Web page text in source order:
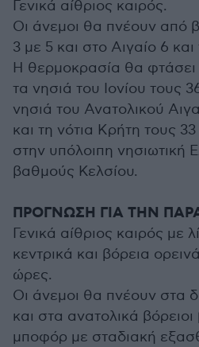
Γενικά αίθριος καιρός.
Οι άνεμοι θα πνέουν από
3 με 5 και στο Αιγαίο 6
Η θερμοκρασία θα φτάσει
τα νησιά του Ιονίου τους
νησιά του Ανατολικού
και τη νότια Κρήτη τους
στην υπόλοιπη νησιωτική
βαθμούς Κελσίου.
ΠΡΟΓΝΩΣΗ ΓΙΑ TΗΝ
Γενικά αίθριος καιρός με
κεντρικά και βόρεια
ώρες.
Οι άνεμοι θα πνέουν στα
και στα ανατολικά βόρειοι
μποφόρ με σταδιακή